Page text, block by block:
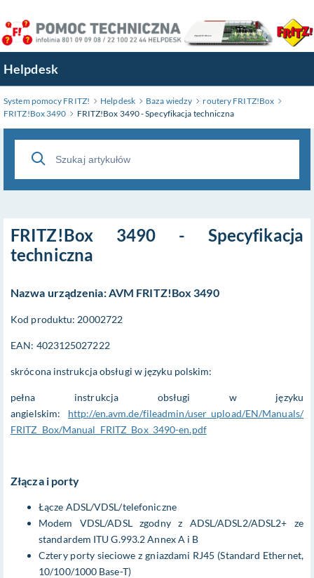
do
treści
Helpdesk
System pomocy FRITZ! Helpdesk Baza wiedzy
routery FRITZ!Box
FRITZ!Box 3490
FRITZ!Box 3490 - Specyfikacja techniczna
FRITZ!Box 3490 - Specyfikacja
techniczna
Nazwa urządzenia: AVM FRITZ!Box 3490
Kod produktu: 20002722
EAN: 4023125027222
skrócona instrukcja obsługi w języku polskim:
pełna instrukcja obsługi w języku
angielskim: http://en.avm.de/fileadmin/user_upload/EN/Manuals/
FRITZ_Box/Manual_FRITZ_Box_3490-en.pdf
Złącza i porty
Łącze ADSL/VDSL/telefoniczne
Modem VDSL/ADSL zgodny z ADSL/ADSL2/ADSL2+ ze
standardem ITU G.993.2 Annex A i B
Cztery porty sieciowe z gniazdami RJ45 (Standard Ethernet,
10/100/1000 Base-T)